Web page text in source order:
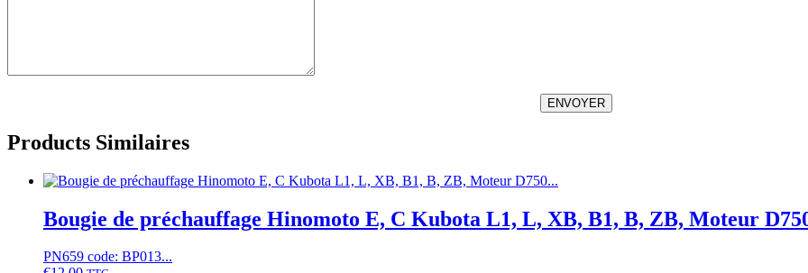
ENVOYER
Products Similaires
Bougie de préchauffage Hinomoto E, C Kubota L1, L, XB, B1, B, ZB, Moteur
PN659 code: BP013...